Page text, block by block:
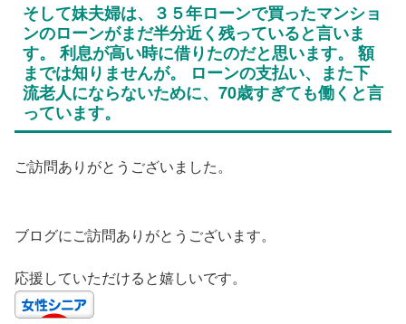
そして妹夫婦は、３５年ローンで買ったマンショ
ンのローンがまだ半分近く残っていると言いま
す。 利息が高い時に借りたのだと思います。 額
までは知りませんが。 ローンの支払い、また下
流老人にならないために、70歳すぎても働くと言
っています。
ご訪問ありがとうございました。
ブログにご訪問ありがとうございます。
応援していただけると嬉しいです。